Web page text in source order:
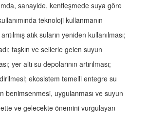
sanayide, kentleşmede suya göre
teknoloji kullanmanın
atık suların yeniden kullanılması;
taşkın ve sellerle gelen suyun
yer altı su depolarının artırılması;
ekosistem temelli entegre su
benimsenmesi, uygulanması ve suyun
ve gelecekte önemini vurgulayan